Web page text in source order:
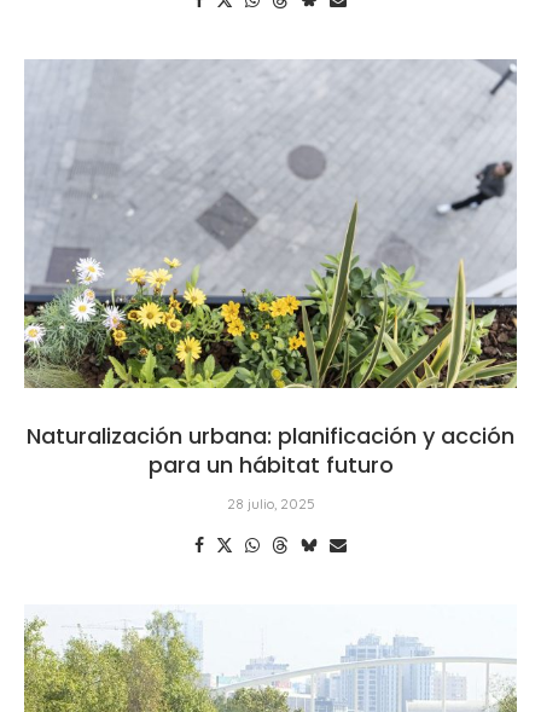
Naturalización urbana: planificación y acción
para un hábitat futuro
28 julio, 2025